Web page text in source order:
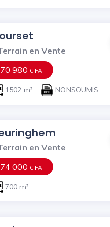
en Vente
70 980€ FAI
1502 m² NONSOUMIS
en Vente
74 000€ FAI
700 m²